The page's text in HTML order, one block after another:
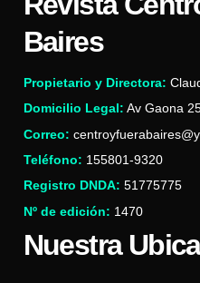
Baires
Propietario y Directora:
Domicilio Legal: Av Gaona
Correo:
Teléfono: 155801-9320
Registro DNDA: 51775775
Nº de edición: 1470
Nuestra